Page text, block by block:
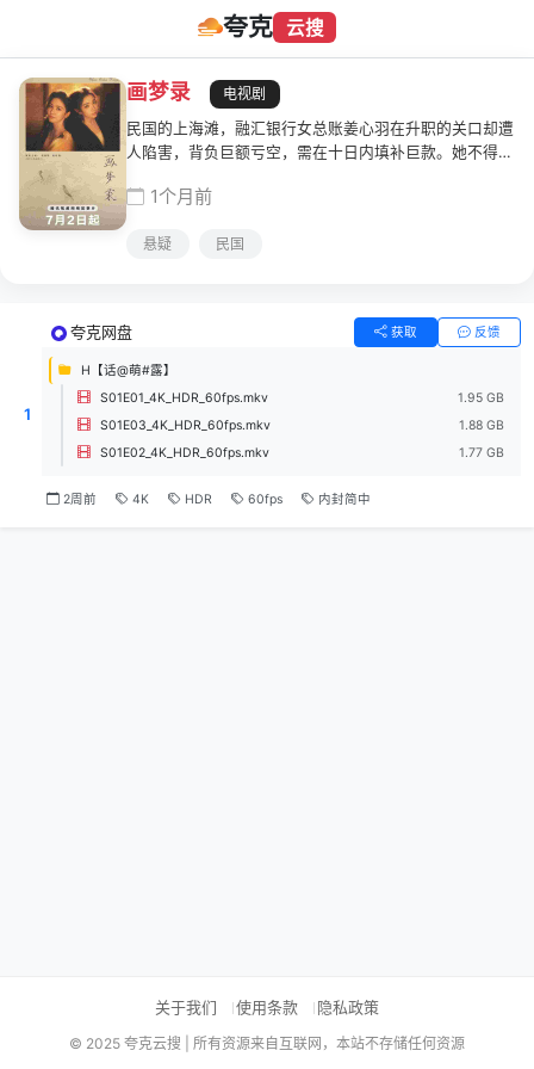
夸克 云搜
画梦录
电视剧
民国的上海滩，融汇银行女总账姜心羽在升职的关口却遭
人陷害，背负巨额亏空，需在十日内填补巨款。她不得不
银行欲将国宝名画低价卖给外国人。姜心羽利用许雁真的
流。几经波折，两人联手巧妙地在各方势力的夹缝间周
1个月前
悬疑 民国
1
夸克网盘 获取 反馈
H【话@萌#露】
S01E01_4K_HDR_60fps.mkv
1.95 GB
S01E03_4K_HDR_60fps.mkv
1.88 GB
S01E02_4K_HDR_60fps.mkv
1.77 GB
2周前 4K HDR 60fps 内封简中
关于我们 使用条款 隐私政策
© 2025 夸克云搜 | 所有资源来自互联网，本站不存储任何资源